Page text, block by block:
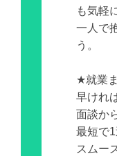
も気軽
一人で
う。
★就業
早けれ
面談か
最短で1
スムー